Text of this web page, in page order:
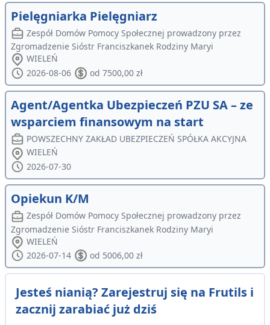
Pielęgniarka Pielęgniarz
Zespół Domów Pomocy Społecznej prowadzony przez
Zgromadzenie Sióstr Franciszkanek Rodziny Maryi
WIELEŃ
2026-08-06
od 7500,00 zł
Agent/Agentka Ubezpieczeń PZU SA – ze
wsparciem finansowym na start
POWSZECHNY ZAKŁAD UBEZPIECZEŃ SPÓŁKA AKCYJNA
WIELEŃ
2026-07-30
Opiekun K/M
Zespół Domów Pomocy Społecznej prowadzony przez
Zgromadzenie Sióstr Franciszkanek Rodziny Maryi
WIELEŃ
2026-07-14
od 5006,00 zł
Jesteś nianią? Zarejestruj się na Frutils i
zacznij zarabiać już dziś